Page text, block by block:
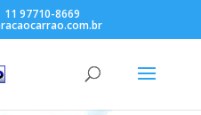
97710-8669